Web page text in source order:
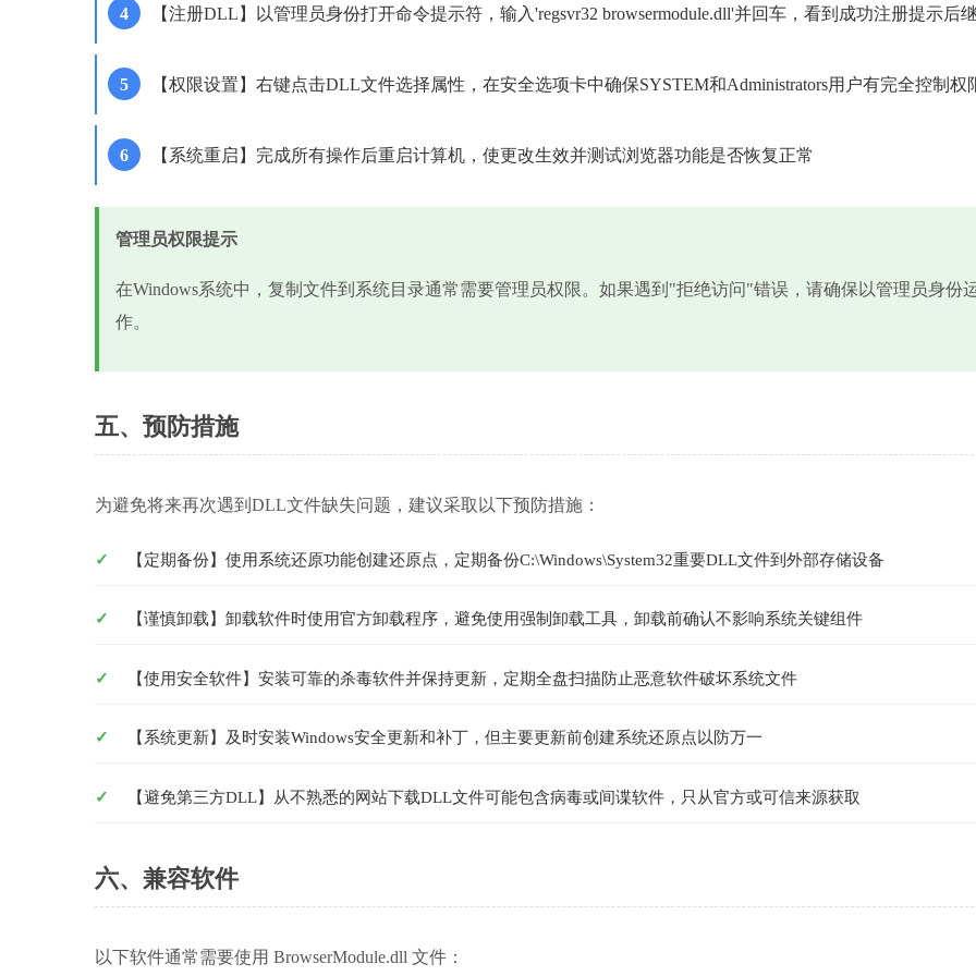
【注册DLL】以管理员身份打开命令提示符，输入'regsvr32 browsermodule.dll'并回车，看到成功注册提示后
【权限设置】右键点击DLL文件选择属性，在安全选项卡中确保SYSTEM和Administrators用户有完全控制权
【系统重启】完成所有操作后重启计算机，使更改生效并测试浏览器功能是否恢复正常
管理员权限提示
在Windows系统中，复制文件到系统目录通常需要管理员权限。如果遇到"拒绝访问"错误，请确保以管理员身份
作。
五、预防措施
为避免将来再次遇到DLL文件缺失问题，建议采取以下预防措施：
【定期备份】使用系统还原功能创建还原点，定期备份C:\Windows\System32重要DLL文件到外部存储设备
【谨慎卸载】卸载软件时使用官方卸载程序，避免使用强制卸载工具，卸载前确认不影响系统关键组件
【使用安全软件】安装可靠的杀毒软件并保持更新，定期全盘扫描防止恶意软件破坏系统文件
【系统更新】及时安装Windows安全更新和补丁，但主要更新前创建系统还原点以防万一
【避免第三方DLL】从不熟悉的网站下载DLL文件可能包含病毒或间谍软件，只从官方或可信来源获取
六、兼容软件
以下软件通常需要使用 BrowserModule.dll 文件：